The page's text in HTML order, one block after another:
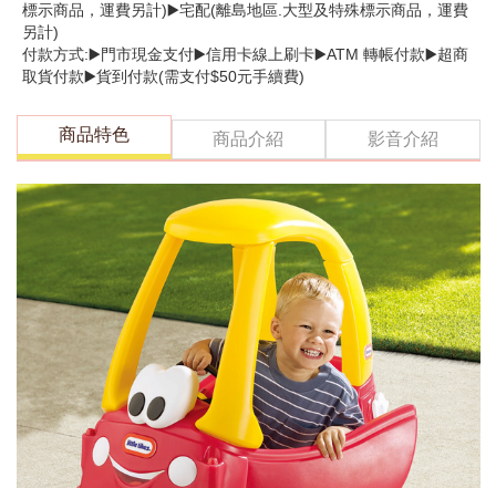
標示商品，運費另計)▶️宅配(離島地區.大型及特殊標示商品，運費
另計)
付款方式:▶️門市現金支付▶️信用卡線上刷卡▶️ATM 轉帳付款▶️超商
取貨付款▶️貨到付款(需支付$50元手續費)
商品特色 商品介紹 影音介紹